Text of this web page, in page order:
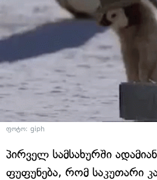
ფოტო: giph
პირველ სამსახურში
ფუფუნება, რომ საკუთარი